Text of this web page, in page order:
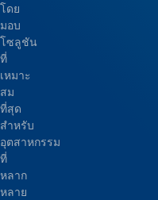
โดย
มอบ
โซลูชัน
ที่
เหมาะ
สม
ที่สุด
สำหรับ
อุตสาหกรรม
ที่
หลาก
หลาย